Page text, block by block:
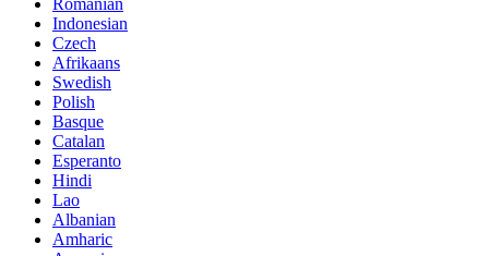
Indonesian
Czech
Afrikaans
Swedish
Polish
Basque
Catalan
Esperanto
Hindi
Lao
Albanian
Amharic